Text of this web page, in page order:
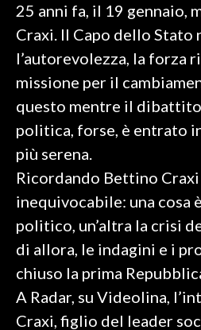
CALCIO REGIONALE
BASKET
VOLLEY
MOTORI
TENNIS
ALTRI SPORT
CULTURA
SPETTACOLI
GOSSIP
SALUTE
25 anni fa, il 19 gennaio,
Craxi. Il Capo dello Stato
l’autorevolezza, la forza
missione per il
questo mentre il
politica, forse, è entrato
più serena.
Ricordando Bettino
inequivocabile: una cosa
politico, un’altra la crisi
di allora, le indagini e i
chiuso la prima
A Radar, su Videolina,
Craxi, figlio del leader